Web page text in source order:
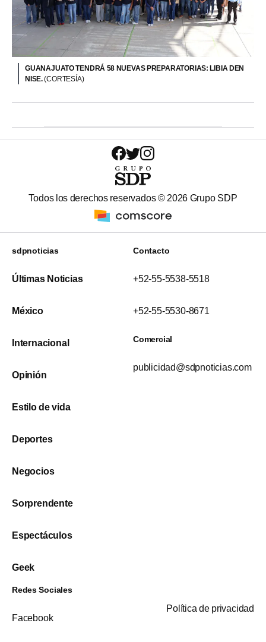
GUANAJUATO TENDRÁ 58 NUEVAS PREPARATORIAS: LIBIA DEN
NISE.(CORTESÍA)
Todos los derechos reservados ©2026 Grupo SDP
sdpnoticias
Últimas Noticias
México
Internacional
Opinión
Estilo de vida
Deportes
Negocios
Sorprendente
Espectáculos
Geek
Contacto
+52-55-5538-5518
+52-55-5530-8671
Comercial
publicidad@sdpnoticias.com
Redes Sociales
Facebook
Política de privacidad